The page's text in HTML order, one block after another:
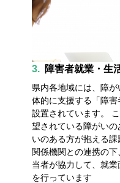
3. 障害者就業・生
県内各地域には、障
体的に支援する「障
設置されています。
望されている障がい
いのある方が抱える
関係機関との連携の
当者が協力して、就
を行っています